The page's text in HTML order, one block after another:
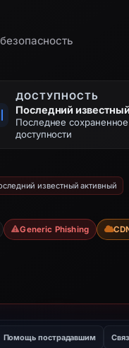
ДОСТУПНОСТЬ
Последний
Последнее
доступности
известный активный
Generic Phishing
Помощь пострадавшим